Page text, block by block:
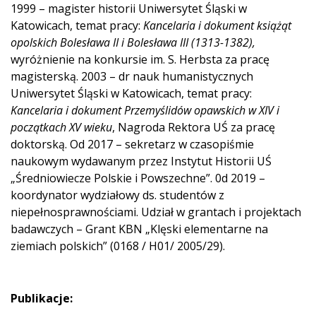
1999 – magister historii Uniwersytet Śląski w
Katowicach, temat pracy: Kancelaria i dokument książąt
opolskich Bolesława II i Bolesława III (1313-1382),
wyróżnienie na konkursie im. S. Herbsta za pracę
magisterską. 2003 – dr nauk humanistycznych
Uniwersytet Śląski w Katowicach, temat pracy:
Kancelaria i dokument Przemyślidów opawskich w XIV i
początkach XV wieku, Nagroda Rektora UŚ za pracę
doktorską. Od 2017 – sekretarz w czasopiśmie
naukowym wydawanym przez Instytut Historii UŚ
„Średniowiecze Polskie i Powszechne”. 0d 2019 –
koordynator wydziałowy ds. studentów z
niepełnosprawnościami. Udział w grantach i projektach
badawczych – Grant KBN „Klęski elementarne na
ziemiach polskich” (0168 / H01/ 2005/29).
Publikacje: